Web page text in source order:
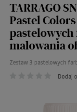
TARRAGO
Pastel
malowania
Zestaw 3 pastelowych
Dodaj